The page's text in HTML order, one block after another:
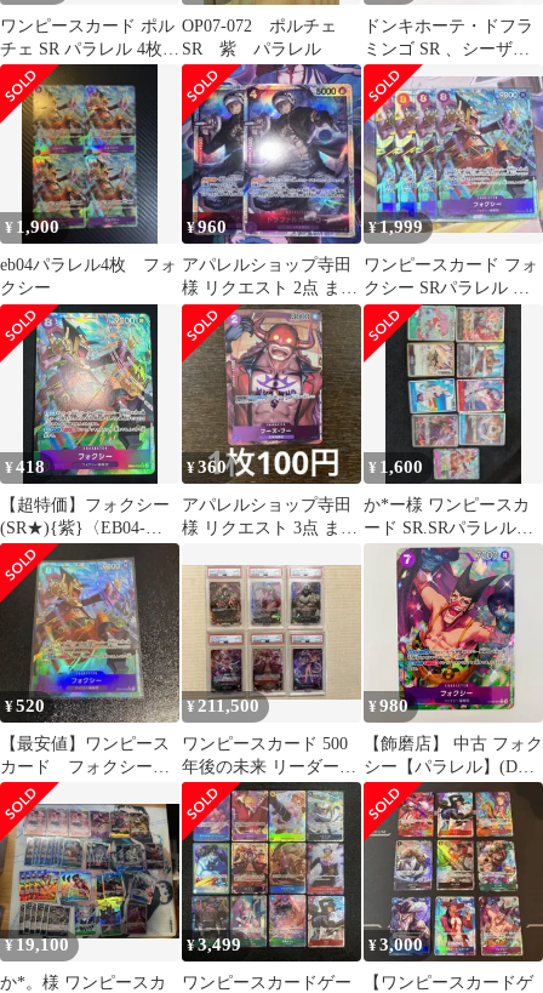
ワンピースカード ポル
チェ SR パラレル 4枚
フォクシー 4枚 セット
OP07-072 ポルチェ
SR 紫 パラレル
ドンキホーテ・ドフラ
ミンゴ SR 、シーザー•
クラウンLパラレル、
フォクシーSR
¥ 1,900
eb04パラレル4枚 フォ
クシー
¥960
アパレルショップ寺田
様 リクエスト 2点 まと
め商品
¥1,999
ワンピースカード フォ
クシー SRパラレル エ
ッグヘッドクライシス
¥418
【超特価】フォクシー
(SR★){紫}〈EB04-
036〉[エクストラブー
スター EGGHEAD
CRISIS【EB-04】] パラ
レル
¥360
アパレルショップ寺田
様 リクエスト 3点 まと
¥ 1,600
か*ー様 ワンピースカ
ード SR.SRパラレルな
ど9枚セット
¥520
【最安値】ワンピース
カード フォクシー
SRP パラレル
¥211,500
ワンピースカード 500
年後の未来 リーダーパ
ラレル ALL PSA10 コン
プ
¥980
【飾磨店】 中古 フォク
シー【パラレル】(DAI-
XT) R OP07-071
¥19,100
か*。様 ワンピースカ
¥3,499
ワンピースカードゲー
¥3,000
【ワンピースカードゲ